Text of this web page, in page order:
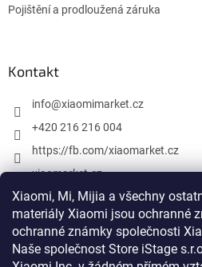
Xiaomi, Mi, Mijia a všechny
materiály Xiaomi jsou ochranné
ochranné známky společnosti
Naše společnost Store iStage
Pojištění a prodloužená záruka
Kontakt
info@xiaomimarket.cz
+420 216 216 004
https://fb.com/xiaomarket.cz
xiaomarket.cz
Vytvoril